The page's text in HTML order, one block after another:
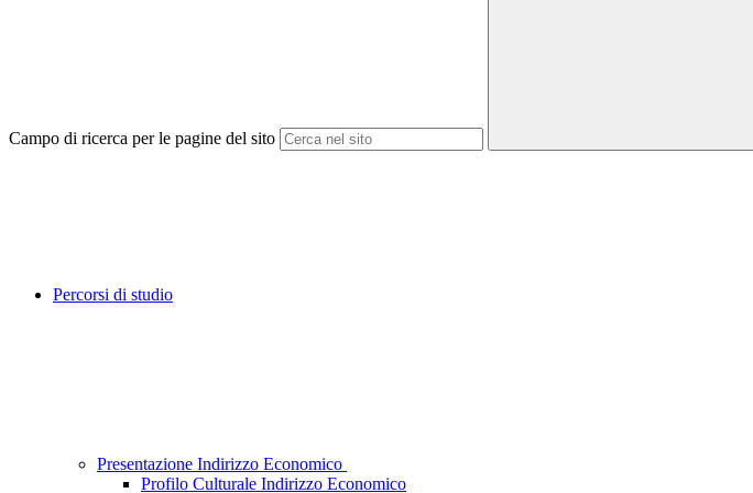
Campo di ricerca per le pagine del sito
Percorsi di studio
Presentazione Indirizzo Economico
Profilo Culturale Indirizzo Economico